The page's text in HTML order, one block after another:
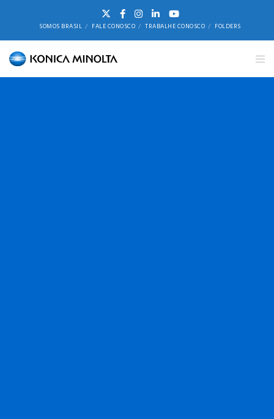
SOMOS BRASIL FALE CONOSCO TRABALHE CONOSCO FOLDERS